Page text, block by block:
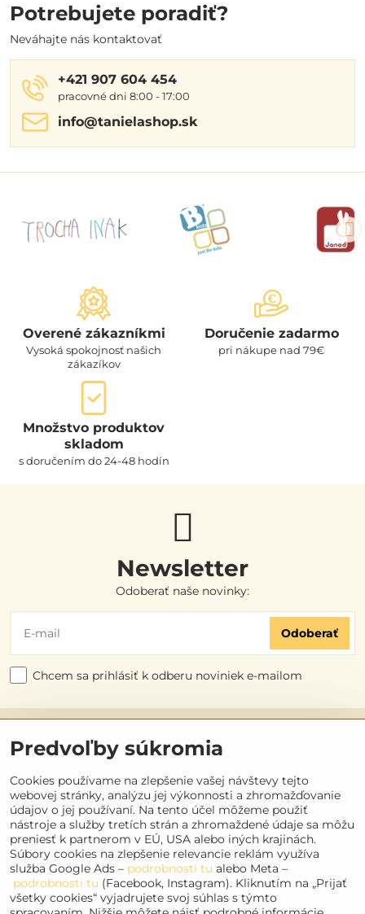
Potrebujete poradiť?
Neváhajte nás kontaktovať
+421 907 604 454
pracovné dni 8:00 - 17:00
info​@tanielashop​.sk
Overené zákazníkmi
Vysoká spokojnosť našich
zákazíkov
Doručenie zadarmo
pri nákupe nad 79€
Množstvo produktov
skladom
s doručením do 24-48 hodín
Newsletter
Odoberať naše novinky:
Odoberať
Chcem sa prihlásiť k odberu noviniek e-mailom
Užitočné odkazy
Objednávky
Kontakt
Sociálne siete
Facebook
Predvoľby súkromia
Cookies používame na zlepšenie vašej návštevy tejto
webovej stránky, analýzu jej výkonnosti a zhromažďovanie
údajov o jej používaní. Na tento účel môžeme použiť
nástroje a služby tretích strán a zhromaždené údaje sa môžu
preniesť k partnerom v EÚ, USA alebo iných krajinách.
Súbory cookies na zlepšenie relevancie reklám využíva
služba Google Ads – podrobnosti tu alebo Meta –
podrobnosti tu (Facebook, Instagram). Kliknutím na „Prijať
všetky cookies“ vyjadrujete svoj súhlas s týmto